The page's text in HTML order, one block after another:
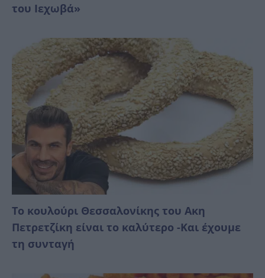
του Ιεχωβά»
Το κουλούρι Θεσσαλονίκης του Ακη
Πετρετζίκη είναι το καλύτερο -Και έχουμε
τη συνταγή